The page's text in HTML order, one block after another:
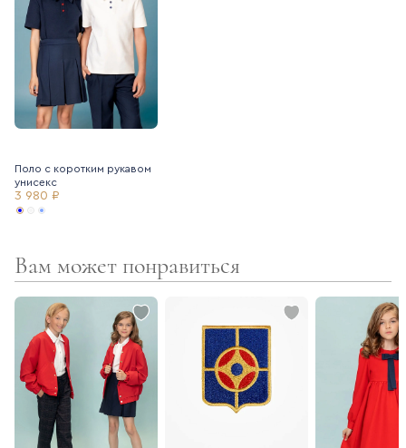
Поло с коротким рукавом
унисекс
3 980 ₽
Вам может понравиться